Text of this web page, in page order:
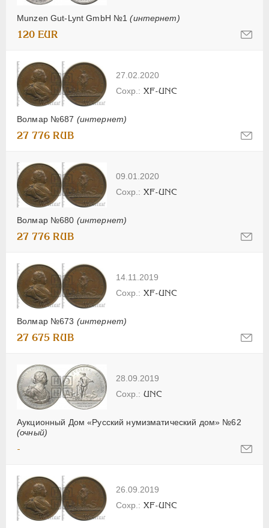
Munzen Gut-Lynt GmbH №1(интернет)
120 EUR
27.02.2020
Волмар №687 (интернет)
XF-UNC
27 776 RUB
09.01.2020
Волмар №680 (интернет)
XF-UNC
27 776 RUB
14.11.2019
Волмар №673 (интернет)
XF-UNC
27 675 RUB
28.09.2019
Аукционный Дом «Русский нумизматический дом» №62
(очный)
UNC
-
26.09.2019
XF-UNC